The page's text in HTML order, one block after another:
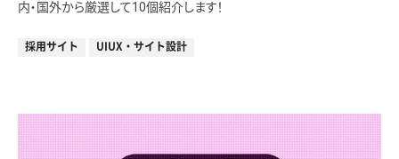
内・国外から厳選して10個紹介します！
採用サイト UIUX・サイト設計